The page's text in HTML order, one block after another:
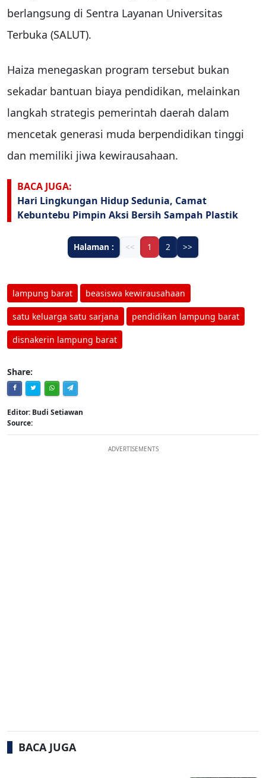
berlangsung di Sentra Layanan Universitas
Terbuka (SALUT).
Haiza menegaskan program tersebut bukan
sekadar bantuan biaya pendidikan, melainkan
langkah strategis pemerintah daerah dalam
mencetak generasi muda berpendidikan tinggi
dan memiliki jiwa kewirausahaan.
BACA JUGA:
Hari Lingkungan Hidup Sedunia, Camat
Kebuntebu Pimpin Aksi Bersih Sampah Plastik
Halaman : << 1 2 >>
lampung barat beasiswa kewirausahaan
satu keluarga satu sarjana pendidikan lampung barat
disnakerin lampung barat
Share:
Editor: Budi Setiawan
Source:
ADVERTISEMENTS
BACA JUGA